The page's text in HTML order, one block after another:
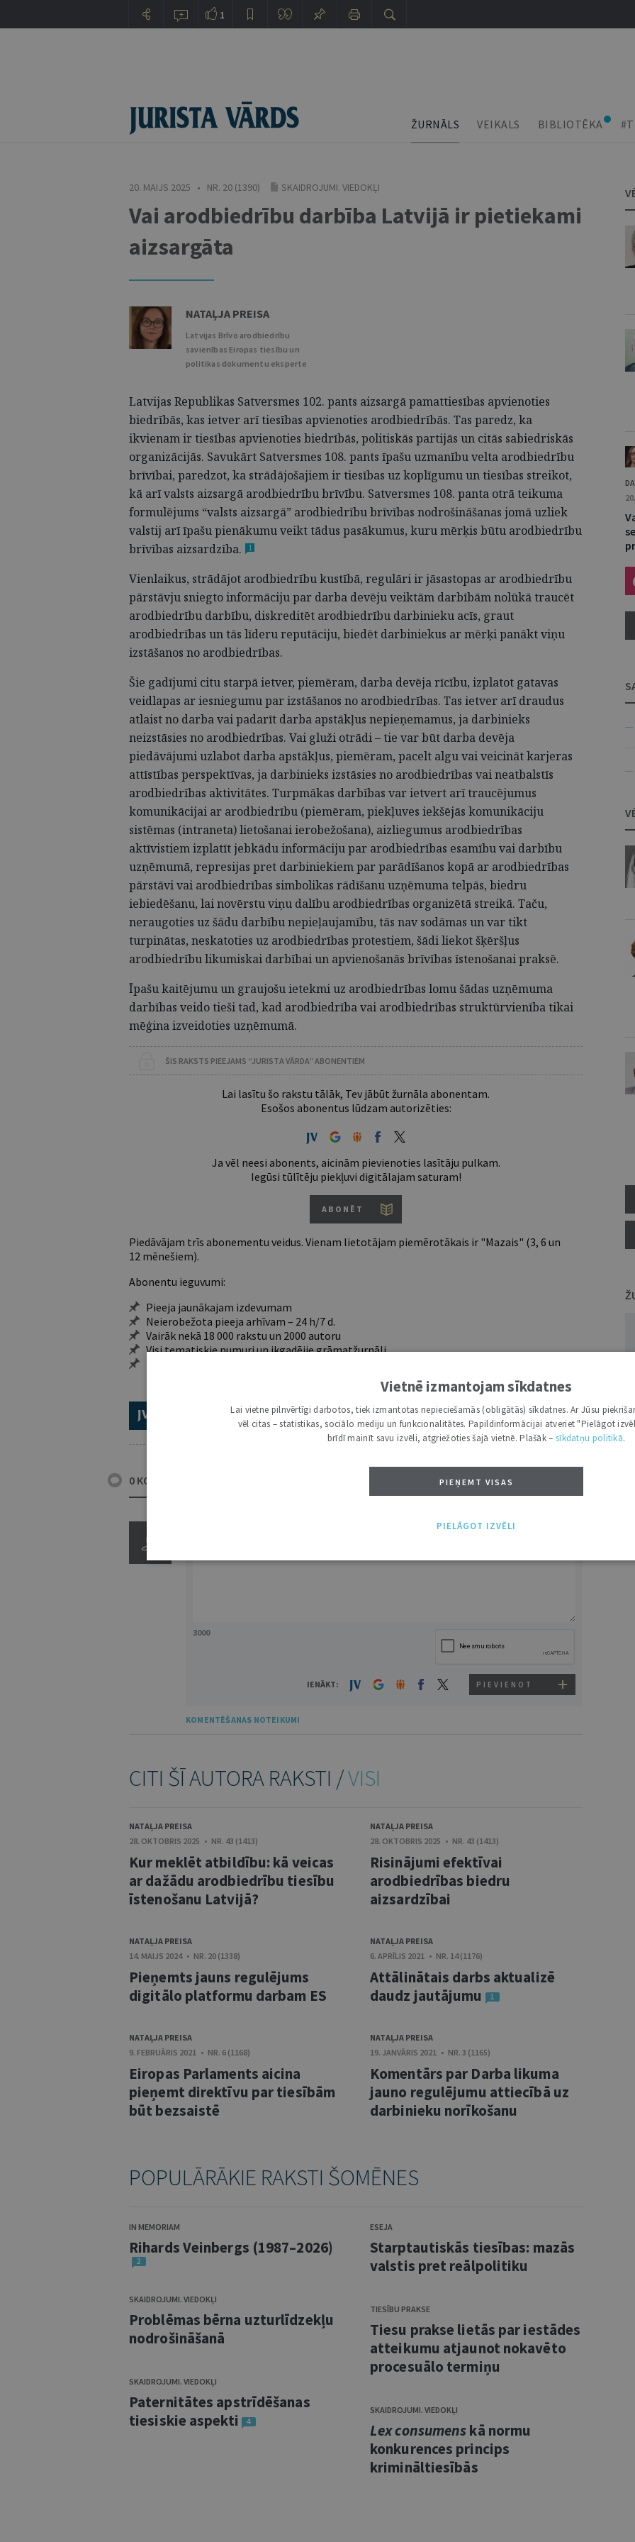
ŽURNĀLS VEIKALS BIBLIOTĒKA
20. MAIJS 2025 • NR. 20 (1390) SKAIDROJUMI. VIEDOKĻI
Vai arodbiedrību darbība Latvijā ir pietiekami
aizsargāta
NATAĻJA PREISA
Latvijas Brīvo arodbiedrību
savienības Eiropas tiesību un
politikas dokumentu eksperte
Latvijas Republikas Satversmes 102. pants aizsargā pamattiesības apvienoties
biedrībās, kas ietver arī tiesības apvienoties arodbiedrībās. Tas paredz, ka
ikvienam ir tiesības apvienoties biedrībās, politiskās partijās un citās sabiedriskās
organizācijās. Savukārt Satversmes 108. pants īpašu uzmanību velta arodbiedrību
brīvībai, paredzot, ka strādājošajiem ir tiesības uz koplīgumu un tiesības streikot,
kā arī valsts aizsargā arodbiedrību brīvību. Satversmes 108. panta otrā teikuma
formulējums “valsts aizsargā” arodbiedrību brīvības nodrošināšanas jomā uzliek
valstij arī īpašu pienākumu veikt tādus pasākumus, kuru mērķis būtu arodbiedrību
brīvības aizsardzība. 1
Vienlaikus, strādājot arodbiedrību kustībā, regulāri ir jāsastopas ar arodbiedrību
pārstāvju sniegto informāciju par darba devēju veiktām darbībām nolūkā traucēt
arodbiedrību darbību, diskreditēt arodbiedrību darbinieku acīs, graut
arodbiedrības un tās līderu reputāciju, biedēt darbiniekus ar mērķi panākt viņu
izstāšanos no arodbiedrības.
Šie gadījumi citu starpā ietver, piemēram, darba devēja rīcību, izplatot gatavas
veidlapas ar iesniegumu par izstāšanos no arodbiedrības. Tas ietver arī draudus
atlaist no darba vai padarīt darba apstākļus nepieņemamus, ja darbinieks
neizstāsies no arodbiedrības. Vai gluži otrādi – tie var būt darba devēja
piedāvājumi uzlabot darba apstākļus, piemēram, pacelt algu vai veicināt karjeras
attīstības perspektīvas, ja darbinieks izstāsies no arodbiedrības vai neatbalstīs
arodbiedrības aktivitātes. Turpmākas darbības var ietvert arī traucējumus
komunikācijai ar arodbiedrību (piemēram, piekļuves iekšējās komunikāciju
sistēmas (intraneta) lietošanai ierobežošana), aizliegumus arodbiedrības
aktīvistiem izplatīt jebkādu informāciju par arodbiedrības esamību vai darbību
uzņēmumā, represijas pret darbiniekiem par parādīšanos kopā ar arodbiedrības
pārstāvi vai arodbiedrības simbolikas rādīšanu uzņēmuma telpās, biedru
iebiedēšanu, lai novērstu viņu dalību arodbiedrības organizētā streikā. Taču,
neraugoties uz šādu darbību nepieļaujamību, tās nav sodāmas un var tikt
turpinātas, neskatoties uz arodbiedrības protestiem, šādi liekot šķēršļus
arodbiedrību likumiskai darbībai un apvienošanās brīvības īstenošanai praksē.
Īpašu kaitējumu un graujošu ietekmi uz arodbiedrības lomu šādas uzņēmuma
darbības veido tieši tad, kad arodbiedrība vai arodbiedrības struktūrvienība tikai
mēģina izveidoties uzņēmumā.
ŠIS RAKSTS PIEEJAMS “JURISTA VĀRDA” ABONENTIEM
Lai lasītu šo rakstu tālāk, Tev jābūt žurnāla abonentam.
Esošos abonentus lūdzam autorizēties:
Ja vēl neesi abonents, aicinām pievienoties lasītāju pulkam.
Iegūsi tūlītēju piekļuvi digitālajam saturam!
ABONĒT
Piedāvājam trīs abonementu veidus. Vienam lietotājam piemērotākais ir "Mazais" (3, 6 un
12 mēnešiem).
Abonentu ieguvumi:
Pieeja jaunākajam izdevumam
Neierobežota pieeja arhīvam – 24 h/7 d.
Vairāk nekā 18 000 rakstu un 2000 autoru
Visi tematiskie numuri un ikgadējie grāmatžurnāli
ABONĒ 2026.GADAM! TRĪS IESPĒJAS TAVAI IZVĒLEI: MAZAIS, VIDĒJAIS UN LIELAIS ABONEMENTS!
0 KOMENTĀRI
3000
IENĀKT: PIEVIENOT
KOMENTĒŠANAS NOTEIKUMI
CITI ŠĪ AUTORA RAKSTI /VISI
NATAĻJA PREISA
28. OKTOBRIS 2025 • NR. 43 (1413)
Kur meklēt atbildību: kā veicas
ar dažādu arodbiedrību tiesību
īstenošanu Latvijā?
NATAĻJA PREISA
28. OKTOBRIS 2025 • NR. 43 (1413)
Risinājumi efektīvai
arodbiedrības biedru
aizsardzībai
NATAĻJA PREISA
14. MAIJS 2024 • NR. 20 (1338)
Pieņemts jauns regulējums
digitālo platformu darbam ES
NATAĻJA PREISA
6. APRĪLIS 2021 • NR. 14 (1176)
Attālinātais darbs aktualizē
daudz jautājumu
1
NATAĻJA PREISA
9. FEBRUĀRIS 2021 • NR. 6 (1168)
Eiropas Parlaments aicina
pieņemt direktīvu par tiesībām
būt bezsaistē
NATAĻJA PREISA
19. JANVĀRIS 2021 • NR. 3 (1165)
Komentārs par Darba likuma
jauno regulējumu attiecībā uz
darbinieku norīkošanu
POPULĀRĀKIE RAKSTI ŠOMĒNES
IN MEMORIAM
Rihards Veinbergs (1987–2026)
2
SKAIDROJUMI. VIEDOKĻI
Problēmas bērna uzturlīdzekļu
nodrošināšanā
SKAIDROJUMI. VIEDOKĻI
Paternitātes apstrīdēšanas
tiesiskie aspekti
4
ESEJA
Starptautiskās tiesības: mazās
valstis pret reālpolitiku
TIESĪBU PRAKSE
Tiesu prakse lietās par iestādes
atteikumu atjaunot nokavēto
procesuālo termiņu
SKAIDROJUMI. VIEDOKĻI
Lex consumenskā normu
konkurences princips
krimināltiesībās
—
—
1
Vietnē izmantojam sīkdatnes
Lai vietne pilnvērtīgi darbotos, tiek izmantotas nepieciešamās (obligātās) sīkdatnes. Ar Jūsu
vēl citas – statistikas, sociālo mediju un funkcionalitātes. Papildinformācijai atveriet "Pielāgot
brīdī mainīt savu izvēli, atgriežoties šajā vietnē. Plašāk – sīkdatņu politikā.
PIEŅEMT VISAS
PIELĀGOT IZVĒLI